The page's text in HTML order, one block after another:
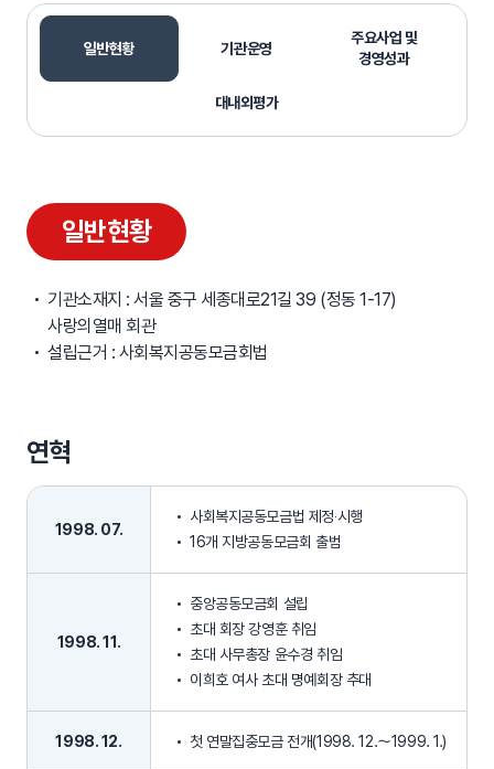
일반현황
선택됨 기관운영
주요사업 및
경영성과
대내외평가
일반현황
기관소재지 : 서울 중구 세종대로21길 39 (정동 1-17)
사랑의열매 회관
설립근거 : 사회복지공동모금회법
연혁
1998. 07.
사회복지공동모금법 제정‧시행
16개 지방공동모금회 출범
1998. 11.
중앙공동모금회 설립
초대 회장 강영훈 취임
초대 사무총장 윤수경 취임
이희호 여사 초대 명예회장 추대
1998. 12. 첫 연말집중모금 전개(1998. 12.～1999. 1.)